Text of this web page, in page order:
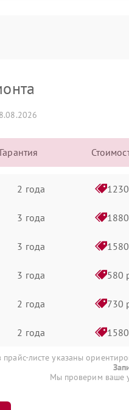
Гарантия
2 года
3 года
3 года
3 года 580
2 года 730
2 года
листе указаны
Мы проверим ваше